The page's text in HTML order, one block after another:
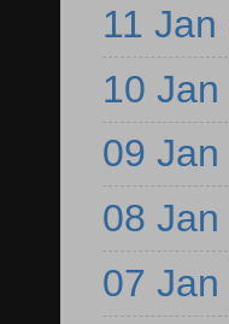
11 Jan
10 Jan
09 Jan
08 Jan
07 Jan